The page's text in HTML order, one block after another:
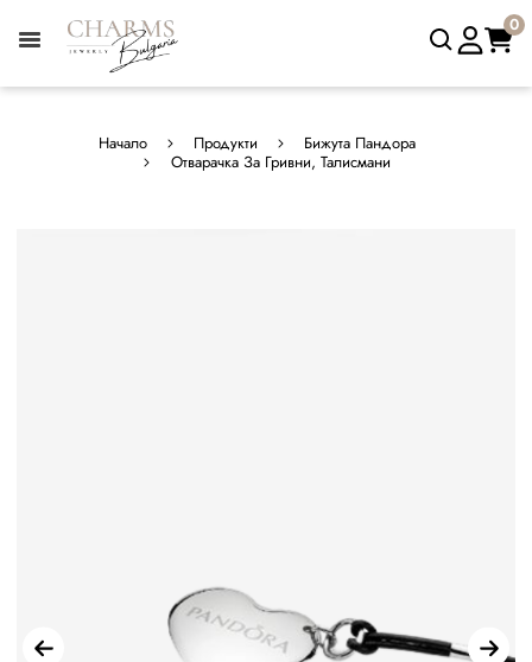
0
Начало Продукти
Бижута Пандора
Отварачка За Гривни, Талисмани